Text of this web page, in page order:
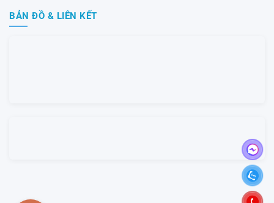
BẢN ĐỒ & LIÊN KẾT